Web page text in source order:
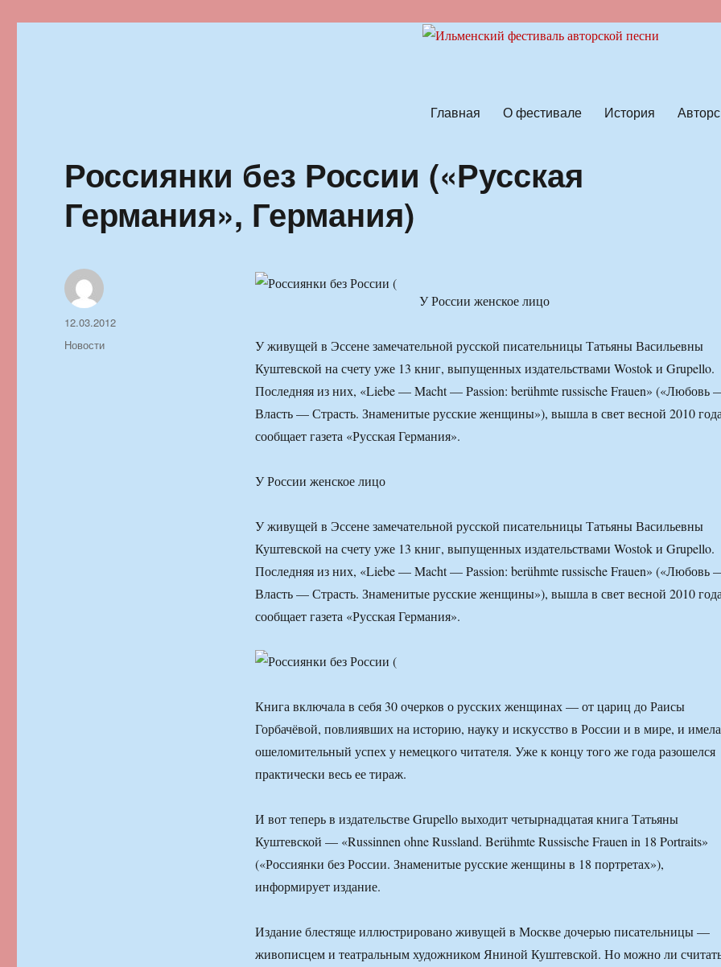
Главная О фестивале История
Россиянки без России («Русская
Германия», Германия)
У России женское лицо
У живущей в Эссене замечательной русской писательницы Татьяны Васильевны
Куштевской на счету уже 13 книг, выпущенных издательствами Wostok и Grupello.
Последняя из них, «Liebe — Macht — Passion: berühmte russische Frauen» («Любовь
Власть — Страсть. Знаменитые русские женщины»), вышла в свет весной 2010
сообщает газета «Русская Германия».
У России женское лицо
У живущей в Эссене замечательной русской писательницы Татьяны Васильевны
Куштевской на счету уже 13 книг, выпущенных издательствами Wostok и Grupello.
Последняя из них, «Liebe — Macht — Passion: berühmte russische Frauen» («Любовь
Власть — Страсть. Знаменитые русские женщины»), вышла в свет весной 2010
сообщает газета «Русская Германия».
Книга включала в себя 30 очерков о русских женщинах — от цариц до Раисы
Горбачёвой, повлиявших на историю, науку и искусство в России и в мире, и имела
ошеломительный успех у немецкого читателя. Уже к концу того же года разошелся
практически весь ее тираж.
И вот теперь в издательстве Grupello выходит четырнадцатая книга Татьяны
Куштевской — «Russinnen ohne Russland. Berühmte Russische Frauen in 18 Portraits»
(«Россиянки без России. Знаменитые русские женщины в 18 портретах»),
информирует издание.
Издание блестяще иллюстрировано живущей в Москве дочерью писательницы —
живописцем и театральным художником Яниной Куштевской. Но можно ли
Автор
Опубликовано
12.03.2012
Рубрики
Новости